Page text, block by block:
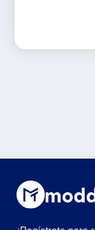
de hasta